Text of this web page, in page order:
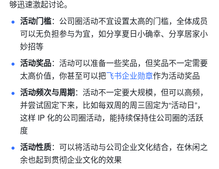
够迅速激起讨论。
活动门槛：公司圈活动不宜设置太高的门槛，全体成员
可以无负担参与为宜，如分享夏日小确幸、分享居家小
妙招等
活动奖品：活动可以准备一些奖品，但奖品不一定需要
太高价值，你甚至可以把飞书企业勋章作为活动奖品
活动频次与周期：活动不一定要大规模，但可以高频，
并尝试固定下来，比如每双周的周三固定为“活动日”，
这样 IP 化的公司圈活动，能持续保持住公司圈的活跃
度
活动性质：可以将活动与公司企业文化结合，在休闲之
余也起到贯彻企业文化的效果